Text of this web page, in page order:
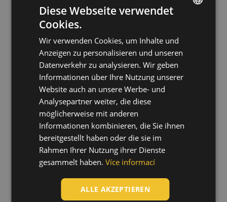
TYVEK 500 boot
cover POB0 - pcs
03180006
Tyvek 500 Boot
cover with
antislip POBA
CZECH
HUNGARIAN
SLOVAK
ROMANIAN
GERMAN
SPANISH
FRENCH
Diese Webseite verwendet
Cookies.
Wir verwenden Cookies, um Inhalte und
Anzeigen zu personalisieren und unseren
Datenverkehr zu analysieren. Wir geben
Informationen über Ihre Nutzung unserer
Website auch an unsere Werbe- und
Analysepartner weiter, die diese
möglicherweise mit anderen
Informationen kombinieren, die Sie ihnen
bereitgestellt haben oder die sie im
Rahmen Ihrer Nutzung ihrer Dienste
gesammelt haben. Více informací
ALLE AKZEPTIEREN